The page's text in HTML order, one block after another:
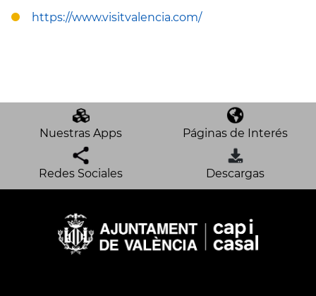
https://www.visitvalencia.com/
Nuestras Apps Páginas de Interés
Redes Sociales Descargas